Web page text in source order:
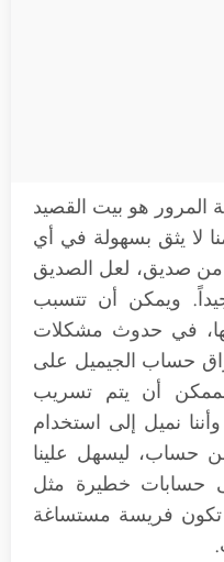
المرور هو بيت القصيد
لا يثق بسهولة في أي
من صديق، لعل الصديق
ويمكن أن تتسبب
في حدوث مشكلات
حساب الجيميل على
أن يتم تسريب
نميل إلى استخدام
حساب، ليسهل علينا
حسابات خطيرة مثل
تكون فريسة مستساغة